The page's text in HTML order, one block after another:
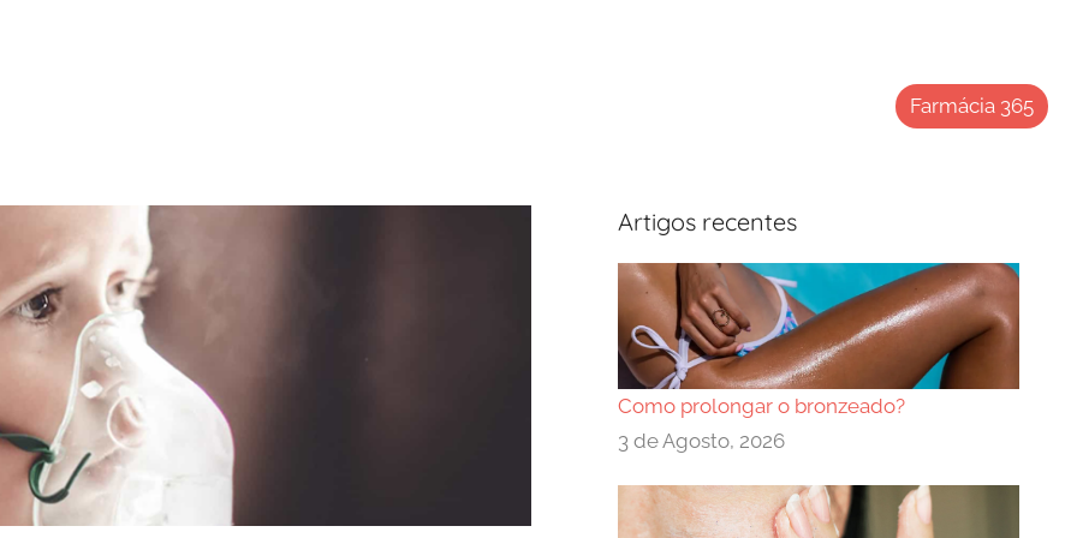
Farmácia 365
Artigos recentes
Como prolongar o bronzeado?
3 de Agosto, 2026